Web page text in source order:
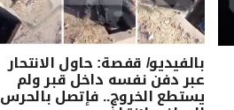
بالفيديو/ قفصة: حاول الانتحار
عبر دفن نفسه داخل قبر ولم
يستطع الخروج.. فإتصل بالحرس